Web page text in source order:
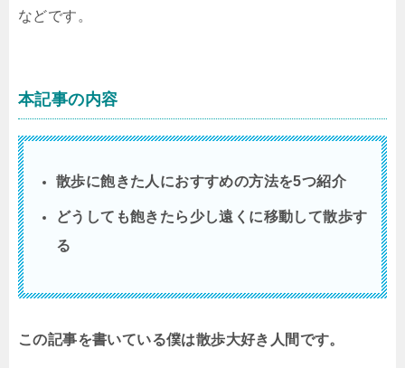
などです。
本記事の内容
散歩に飽きた人におすすめの方法を5つ紹介
どうしても飽きたら少し遠くに移動して散歩す
る
この記事を書いている僕は散歩大好き人間です。